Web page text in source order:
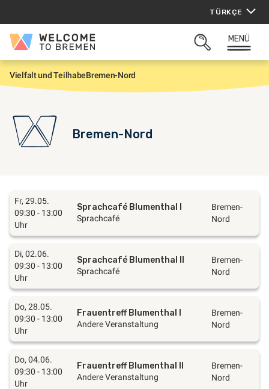
TÜRKÇE
Welcome
Bremen
ARAMAYI
MENÜ
G
i
ş
Vielfalt und TeilhabeBremen-Nord
Bremen-Nord
Fr, 29.05.
09:30 - 13:00
Uhr
Sprachcafé Blumenthal I
Sprachcafé
Bremen-
Nord
Di, 02.06.
09:30 - 13:00
Uhr
Sprachcafé Blumenthal II
Sprachcafé
Bremen-
Nord
Do, 28.05.
09:30 - 13:00
Uhr
Frauentreff Blumenthal I
Andere Veranstaltung
Bremen-
Nord
Do, 04.06.
09:30 - 13:00
Uhr
Frauentreff Blumenthal II
Andere Veranstaltung
Bremen-
Nord